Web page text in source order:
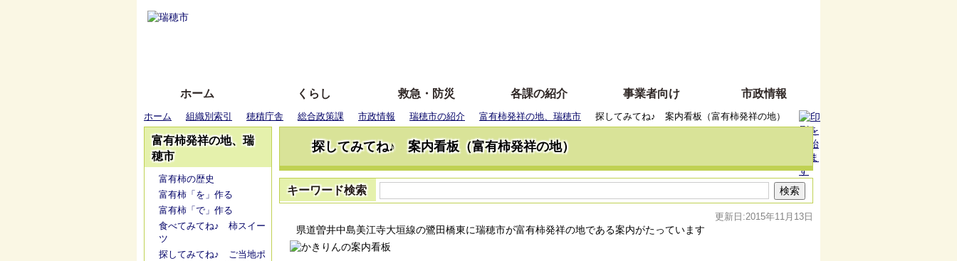
ホーム くらし 救急・防災 各課の紹介 事業者向け 市政情報
ホーム 組織別索引 穂積庁舎 総合政策課 市政情報 瑞穂市の紹介 富有柿発祥の地、瑞穂市 探してみてね♪ 案内看板（富有柿発祥の地）
富有柿発祥の地、瑞
穂市
富有柿の歴史
富有柿「を」作る
富有柿「で」作る
食べてみてね♪ 柿スイー
ツ
探してみてね♪ ご当地ポ
探してみてね♪ 案内看板（富有柿発祥の地）
キーワード検索
更新日:2015年11月13日
県道曽井中島美江寺大垣線の鷺田橋東に瑞穂市が富有柿発祥の地である案内がたっています